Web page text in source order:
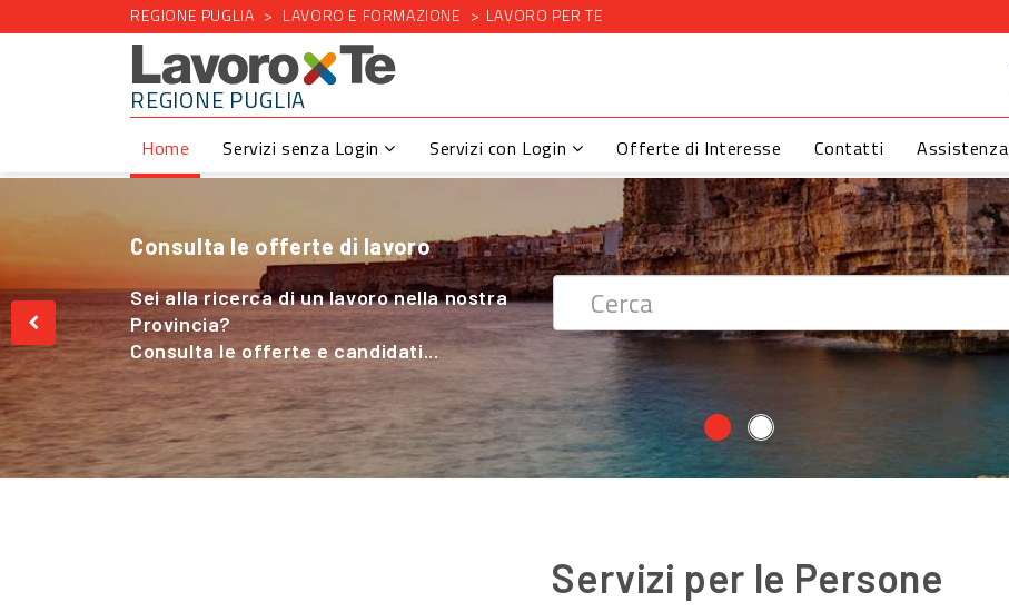
REGIONE PUGLIA LAVORO E FORMAZIONE LAVORO PER TE
REGIONE PUGLIA
Home Servizi senza Login Servizi con Login Offerte di Interesse Contatti Assistenza
Consulta le offerte di lavoro
Sei alla ricerca di un lavoro nella nostra
Provincia?
Consulta le offerte e candidati...
Cerchi Lavoro nel Settore Agricolo ?
Sei alla ricerca di un lavoro nella nostra
Provincia?
Consulta le offerte e candidati...
Servizi per le Persone